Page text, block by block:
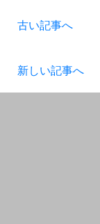
古い記事へ
新しい記事へ